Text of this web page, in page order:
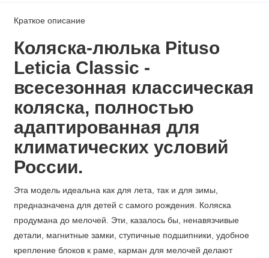
Краткое описание
Коляска-люлька Pituso
Leticia Classic -
всесезонная классическая
коляска, полностью
адаптированная для
климатических условий
России.
Эта модель идеальна как для лета, так и для зимы,
предназначена для детей с самого рождения. Коляска
продумана до мелочей. Эти, казалось бы, ненавязчивые
детали, магнитные замки, ступичные подшипники, удобное
крепление блоков к раме, карман для мелочей делают